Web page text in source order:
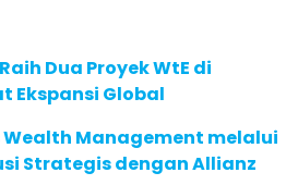
Raih Dua Proyek WtE di
Ekspansi Global
Wealth Management melalui
Strategis dengan Allianz